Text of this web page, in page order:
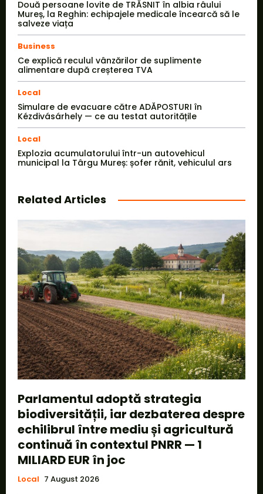
Două persoane lovite de TRĂSNIT în albia râului
Mureș, la Reghin: echipajele medicale încearcă să le
salveze viața
Business
Ce explică reculul vânzărilor de suplimente
alimentare după creșterea TVA
Local
Simulare de evacuare către ADĂPOSTURI în
Kézdivásárhely — ce au testat autoritățile
Local
Explozia acumulatorului într-un autovehicul
municipal la Târgu Mureș: șofer rănit, vehiculul ars
Related Articles
Parlamentul adoptă strategia
biodiversității, iar dezbaterea despre
echilibrul între mediu și agricultură
continuă în contextul PNRR — 1
MILIARD EUR în joc
Local 7 August 2026